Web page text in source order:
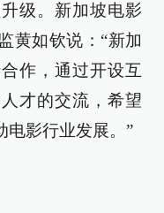
级。新加坡电影
黄如钦说：“新加
作，通过开设互
才的交流，希望
电影行业发展。”